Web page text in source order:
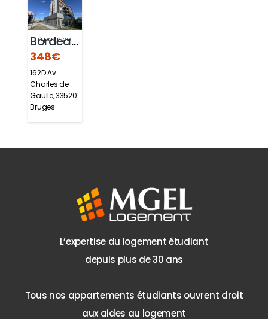
Bordeaux
Terrefort
348€
T1 à partir de
162D Av.
Charles de
Gaulle, 33520
Bruges
L’expertise du logement étudiant
depuis plus de 30 ans
Tous nos appartements étudiants ouvrent droit
aux aides au logement